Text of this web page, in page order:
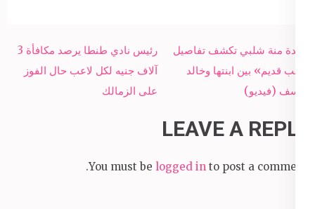
Post
navigation
رئيس نادي طنطا يرصد مكافأة 3
آلاف جنيه لكل لاعب حال الفوز
على الزمالك
والدة منة شلبي تكشف تفاصيل
«حب قديم» بين ابنتها وخالد
يوسف (فيديو)
LEAVE A REPLY
You must be logged in to post a comment.